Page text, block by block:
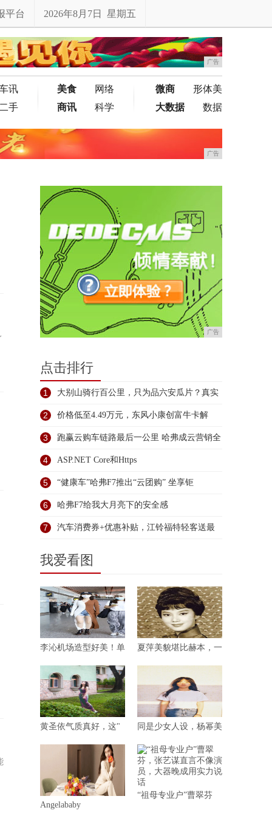
平台 2026年8月7日 星期五
广告
讯
手
美食
网络
商讯
科学
微商
形体美
大数据
数据
广告
广告
点击排行
1 大别山骑行百公里，只为品六安瓜片？真实
见
2 价格低至4.49万元，东风小康创富牛卡解
3 跑赢云购车链路最后一公里 哈弗成云营销全
4 ASP.NET Core和Https
5 “健康车”哈弗F7推出“云团购” 坐享钜
6 哈弗F7给我大月亮下的安全感
7 汽车消费券+优惠补贴，江铃福特轻客送最
我爱看图
李沁机场造型好美！单 夏萍美貌堪比赫本，一
黄圣依气质真好，这" 同是少女人设，杨幂美
Angelababy
“祖母专业户”曹翠芬